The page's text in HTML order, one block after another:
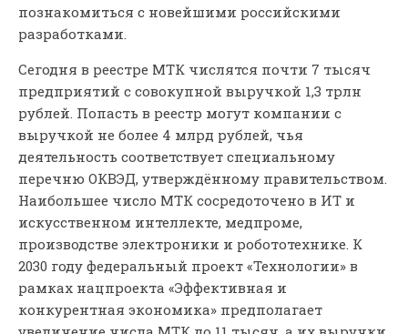
познакомиться с новейшими российскими
разработками.
Сегодня в реестре МТК числятся почти 7 тысяч
предприятий с совокупной выручкой 1,3 трлн
рублей. Попасть в реестр могут компании с
выручкой не более 4 млрд рублей, чья
деятельность соответствует специальному
перечню ОКВЭД, утверждённому правительством.
Наибольшее число МТК сосредоточено в ИТ и
искусственном интеллекте, медпроме,
производстве электроники и робототехнике. К
2030 году федеральный проект «Технологии» в
рамках нацпроекта «Эффективная и
конкурентная экономика» предполагает